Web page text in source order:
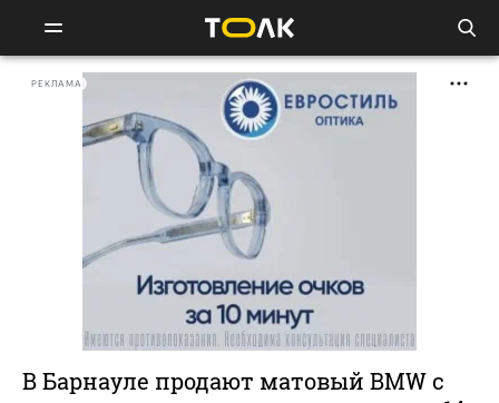
РЕКЛАМА
В Барнауле продают матовый BMW с